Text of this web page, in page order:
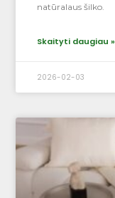
natūralaus šilko.
Skaityti daugiau »
2026-02-03